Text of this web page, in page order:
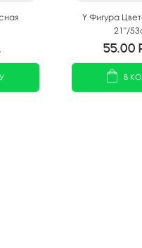
Y Фигура
21"/
55.00
В